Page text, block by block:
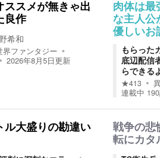
ススメが無きゃ出
良作
希和
界ファンタジー
2026年8月5日更新
肉体は最
な主人公
優しいお
もらった
底辺配信
らできる
★413
連載中 190
ル大盛りの勘違い
戦争の悲
転にカタ